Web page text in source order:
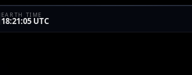
EARTH TIME
18:21:05 UTC